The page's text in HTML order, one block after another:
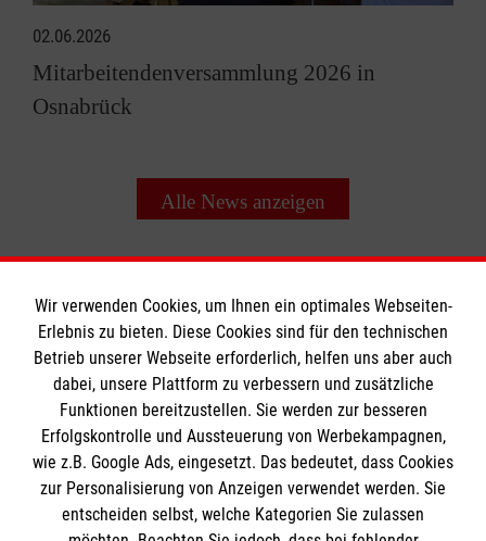
02.06.2026
Mitarbeitendenversammlung 2026 in
Osnabrück
Alle News anzeigen
Informationen
Impressum
Datenschutz
Kontakt
Die Malteser
Wir verwenden Cookies, um Ihnen ein optimales Webseiten-
Erlebnis zu bieten. Diese Cookies sind für den technischen
Betrieb unserer Webseite erforderlich, helfen uns aber auch
dabei, unsere Plattform zu verbessern und zusätzliche
Funktionen bereitzustellen. Sie werden zur besseren
Erfolgskontrolle und Aussteuerung von Werbekampagnen,
wie z.B. Google Ads, eingesetzt. Das bedeutet, dass Cookies
zur Personalisierung von Anzeigen verwendet werden. Sie
entscheiden selbst, welche Kategorien Sie zulassen